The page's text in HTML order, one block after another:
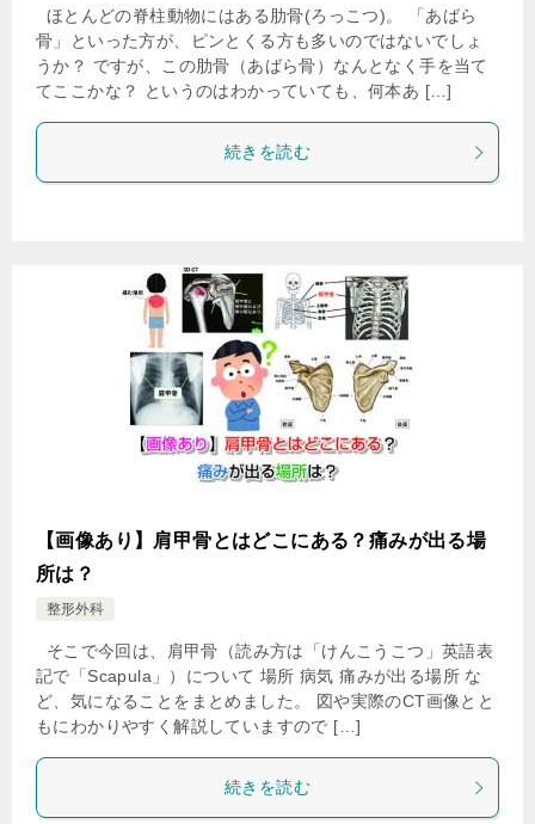
ほとんどの脊柱動物にはある肋骨(ろっこつ)。 「あばら
骨」といった方が、ピンとくる方も多いのではないでしょ
うか？ ですが、この肋骨（あばら骨）なんとなく手を当て
てここかな？ というのはわかっていても、何本あ […]
続きを読む
【画像あり】肩甲骨とはどこにある？痛みが出る場
所は？
整形外科
そこで今回は、肩甲骨（読み方は「けんこうこつ」英語表
記で「Scapula」）について 場所 病気 痛みが出る場所 な
ど、気になることをまとめました。 図や実際のCT画像とと
もにわかりやすく解説していますので […]
続きを読む